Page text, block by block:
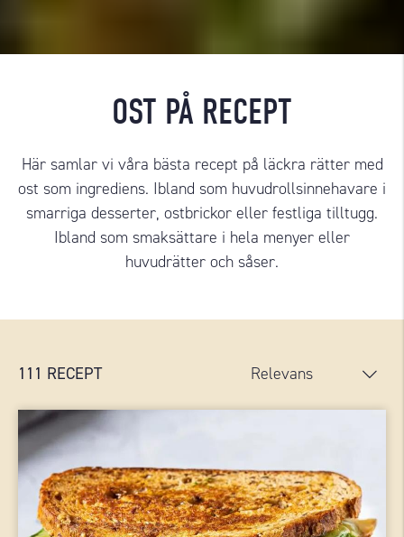
OST PÅ RECEPT
Här samlar vi våra bästa recept på läckra rätter med
ost som ingrediens. Ibland som huvudrollsinnehavare i
smarriga desserter, ostbrickor eller festliga tilltugg.
Ibland som smaksättare i hela menyer eller
huvudrätter och såser.
111 RECEPT Relevans